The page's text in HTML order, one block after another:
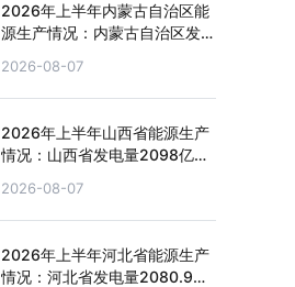
2026年上半年内蒙古自治区能
源生产情况：内蒙古自治区发电
2.7%
2026-08-07
2026年上半年山西省能源生产
情况：山西省发电量2098亿千
2026-08-07
2026年上半年河北省能源生产
情况：河北省发电量2080.9亿